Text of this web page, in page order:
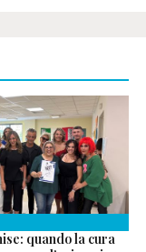
quando la cura